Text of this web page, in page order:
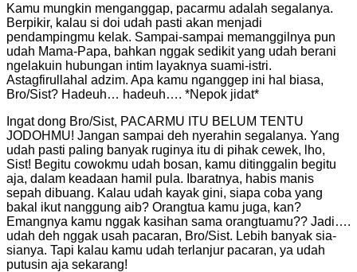
Kamu mungkin menganggap, pacarmu adalah segalanya.
Berpikir, kalau si doi udah pasti akan menjadi
pendampingmu kelak. Sampai-sampai memanggilnya pun
udah Mama-Papa, bahkan nggak sedikit yang udah berani
ngelakuin hubungan intim layaknya suami-istri.
Astagfirullahal adzim. Apa kamu nganggep ini hal biasa,
Bro/Sist? Hadeuh… hadeuh…. *Nepok jidat*
Ingat dong Bro/Sist, PACARMU ITU BELUM TENTU
JODOHMU! Jangan sampai deh nyerahin segalanya. Yang
udah pasti paling banyak ruginya itu di pihak cewek, lho,
Sist! Begitu cowokmu udah bosan, kamu ditinggalin begitu
aja, dalam keadaan hamil pula. Ibaratnya, habis manis
sepah dibuang. Kalau udah kayak gini, siapa coba yang
bakal ikut nanggung aib? Orangtua kamu juga, kan?
Emangnya kamu nggak kasihan sama orangtuamu?? Jadi….
udah deh nggak usah pacaran, Bro/Sist. Lebih banyak sia-
sianya. Tapi kalau kamu udah terlanjur pacaran, ya udah
putusin aja sekarang!